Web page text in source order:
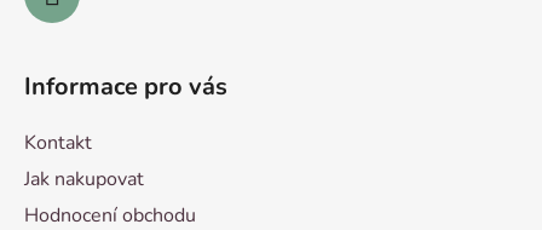
Informace pro vás
Kontakt
Jak nakupovat
Hodnocení obchodu